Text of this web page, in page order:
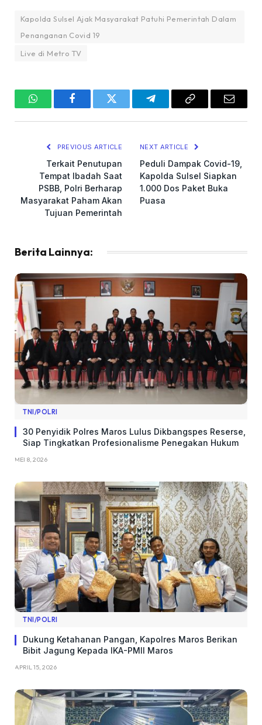
Kapolda Sulsel Ajak Masyarakat Patuhi Pemerintah Dalam
Penanganan Covid 19
Live di Metro TV
WhatsAppFacebookTwitter TelegramCopy
Email
PREVIOUS ARTICLE
Terkait Penutupan
Tempat Ibadah Saat
PSBB, Polri Berharap
Masyarakat Paham Akan
Tujuan Pemerintah
NEXT ARTICLE
Peduli Dampak Covid-19,
Kapolda Sulsel Siapkan
1.000 Dos Paket Buka
Puasa
Berita Lainnya:
TNI/POLRI
​30 Penyidik Polres Maros Lulus Dikbangspes Reserse,
Siap Tingkatkan Profesionalisme Penegakan Hukum
MEI 8, 2026
TNI/POLRI
Dukung Ketahanan Pangan, Kapolres Maros Berikan
Bibit Jagung Kepada IKA-PMII Maros
APRIL 15, 2026